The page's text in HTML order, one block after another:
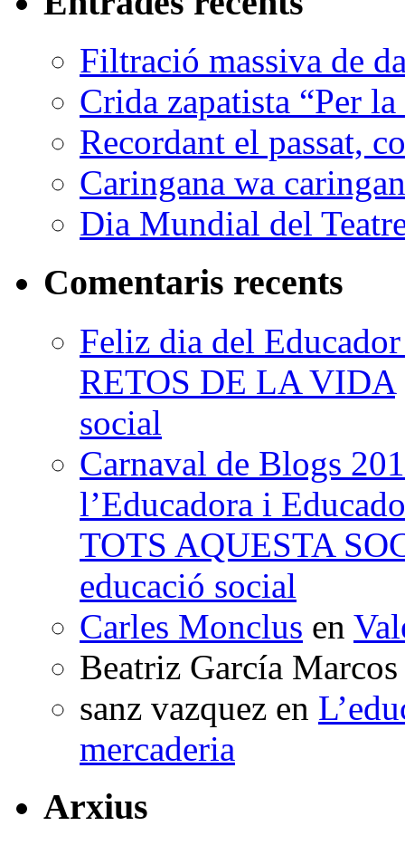
Filtració massiva de
Crida zapatista “Per
Recordant el passat,
Caringana wa
Dia Mundial del
Comentaris recents
Feliz dia del
RETOS DE LA VIDA
social
Carnaval de Blogs
l’Educadora i
TOTS AQUESTA
educació social
Carles Monclus en
Beatriz García Marcos
sanz vazquez en
mercaderia
Arxius